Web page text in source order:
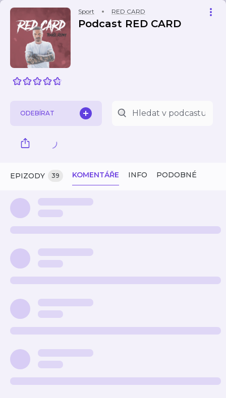
Sport RED CARD
Podcast RED CARD
ODEBÍRAT
EPIZODY 39 KOMENTÁŘE INFO PODOBNÉ